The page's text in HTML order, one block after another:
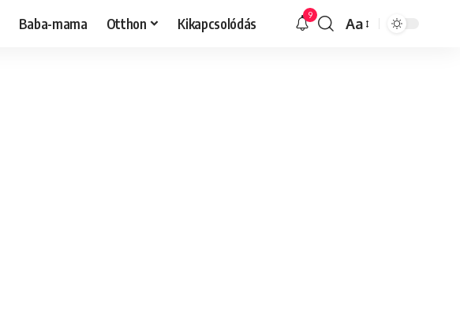
Baba-mama Otthon Kikapcsolódás 9
Font
Aa